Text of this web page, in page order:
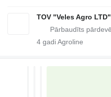
TOV "Veles Agro LTD"
4 gadi Agroline